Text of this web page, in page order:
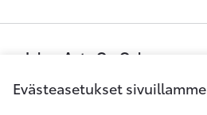
Juhan Auto Oy, Oulu
Evästeasetukset sivuillamme